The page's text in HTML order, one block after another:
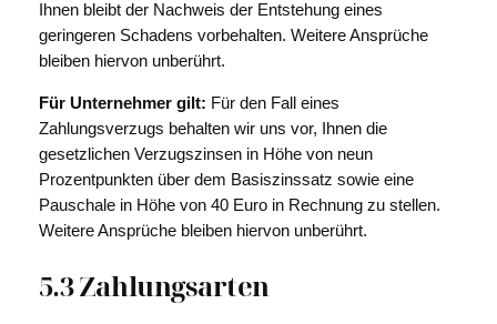
Ihnen bleibt der Nachweis der Entstehung eines
geringeren Schadens vorbehalten. Weitere Ansprüche
bleiben hiervon unberührt.
Für Unternehmer gilt: Für den Fall eines
Zahlungsverzugs behalten wir uns vor, Ihnen die
gesetzlichen Verzugszinsen in Höhe von neun
Prozentpunkten über dem Basiszinssatz sowie eine
Pauschale in Höhe von 40 Euro in Rechnung zu stellen.
Weitere Ansprüche bleiben hiervon unberührt.
5.3 Zahlungsarten